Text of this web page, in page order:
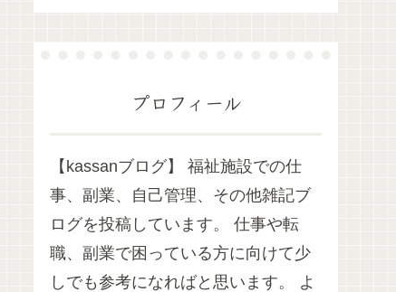
プロフィール
【kassanブログ】 福祉施設での仕
事、副業、自己管理、その他雑記ブ
ログを投稿しています。 仕事や転
職、副業で困っている方に向けて少
しでも参考になればと思います。 よ